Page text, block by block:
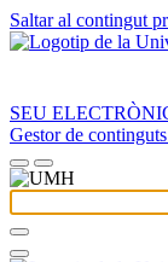
Saltar al contingut
SEU
Gestor de